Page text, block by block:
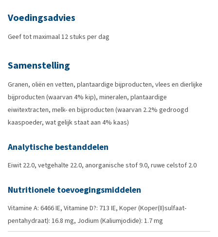
Voedingsadvies
Geef tot maximaal 12 stuks per dag
Samenstelling
Granen, oliën en vetten, plantaardige bijproducten, vlees en dierlijke
bijproducten (waarvan 4% kip), mineralen, plantaardige
eiwitextracten, melk- en bijproducten (waarvan 2.2% gedroogd
kaaspoeder, wat gelijk staat aan 4% kaas)
Analytische bestanddelen
Eiwit 22.0, vetgehalte 22.0, anorganische stof 9.0, ruwe celstof 2.0
Nutritionele toevoegingsmiddelen
Vitamine A: 6466 IE, Vitamine D?: 713 IE, Koper (Koper(II)sulfaat-
pentahydraat): 16.8 mg, Jodium (Kaliumjodide): 1.7 mg